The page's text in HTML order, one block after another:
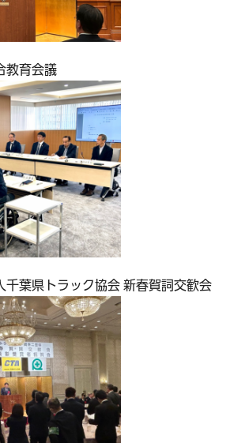
教育会議
千葉県トラック協会 新春賀詞交歓会